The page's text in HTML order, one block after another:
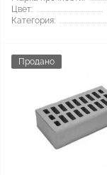
Цвет:
Категория:
Продано